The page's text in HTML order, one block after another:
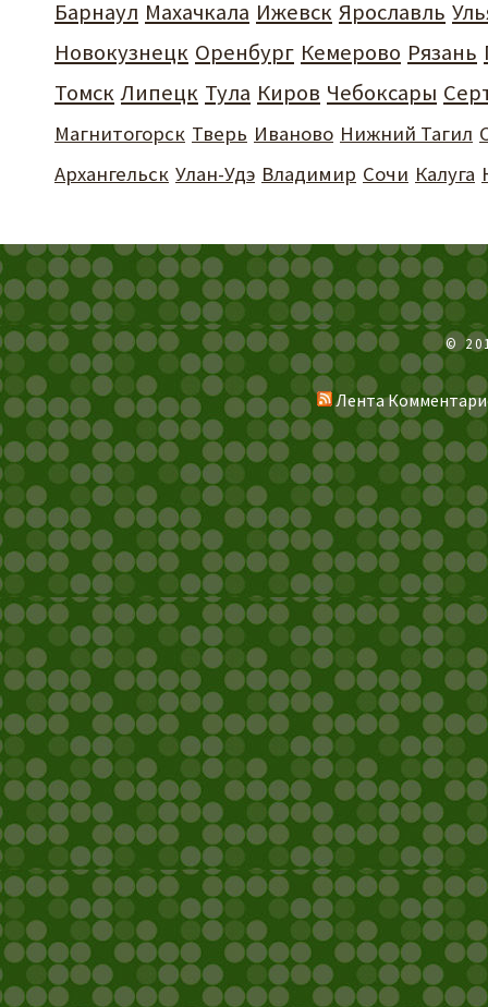
Барнаул Махачкала Ижевск Ярославль
Новокузнецк Оренбург Кемерово Рязань
Томск Липецк Тула Киров Чебоксары
Магнитогорск Тверь Иваново Нижний Тагил
Архангельск Улан-Удэ Владимир Сочи Калуга
©
Лента